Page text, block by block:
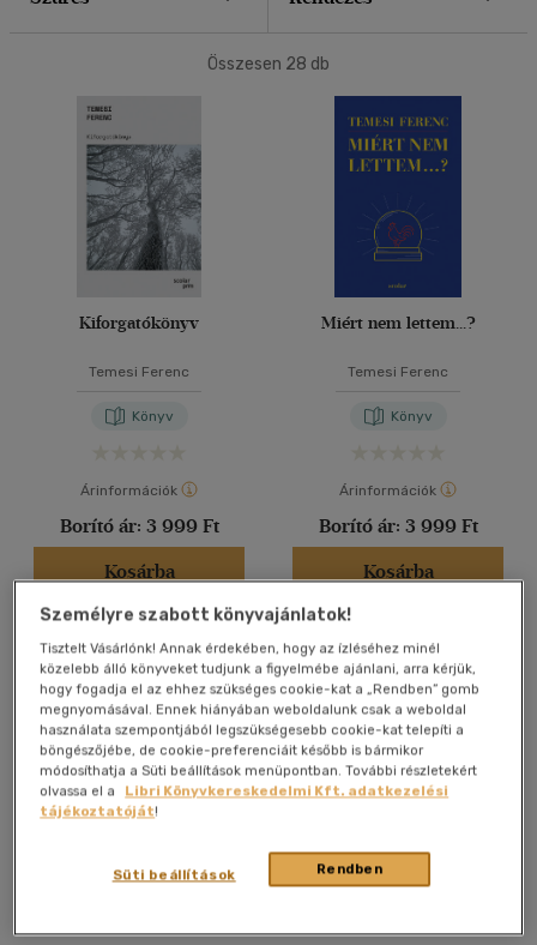
Összesen 28 db
Kiforgatókönyv
Temesi Ferenc
Könyv
Árinformációk
Borító ár: 3 999 Ft
Kosárba
Miért nem lettem...?
Temesi Ferenc
Könyv
Árinformációk
Borító ár: 3 999 Ft
Kosárba
Személyre szabott könyvajánlatok!
Tisztelt Vásárlónk! Annak érdekében, hogy az ízléséhez minél
közelebb álló könyveket tudjunk a figyelmébe ajánlani, arra kérjük,
hogy fogadja el az ehhez szükséges cookie-kat a „Rendben” gomb
megnyomásával. Ennek hiányában weboldalunk csak a weboldal
használata szempontjából legszükségesebb cookie-kat telepíti a
böngészőjébe, de cookie-preferenciáit később is bármikor
módosíthatja a Süti beállítások menüpontban. További részletekért
olvassa el a
Libri Könyvkereskedelmi Kft. adatkezelési
tájékoztatóját!
Rendben
Süti beállítások